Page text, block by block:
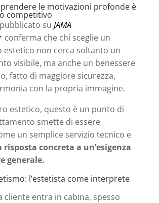
le motivazioni profonde è
competitivo
su JAMA
conferma che chi sceglie un
non cerca soltanto un
visibile, ma anche un benessere
fatto di maggiore sicurezza,
con la propria immagine.
estetico, questo è un punto di
smette di essere
un semplice servizio tecnico e
risposta concreta a un’esigenza
generale.
l’estetista come interprete
cliente entra in cabina, spesso